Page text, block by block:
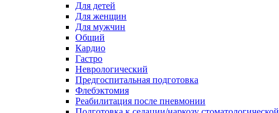
Для детей
Для женщин
Для мужчин
Общий
Кардио
Гастро
Неврологический
Предгоспитальная подготовка
Флебэктомия
Реабилитация после пневмонии